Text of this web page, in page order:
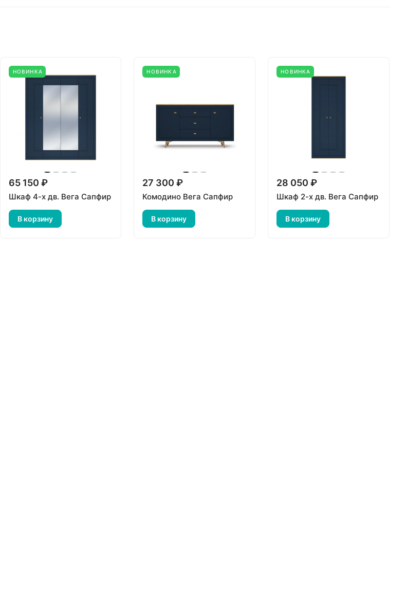
НОВИНКА
65 150 ₽
Шкаф 4-х дв. Вега Сапфир
В корзину
НОВИНКА
27 300 ₽
Комодино Вега Сапфир
В корзину
НОВИНКА
28 050 ₽
Шкаф 2-х дв. Вега Сапфир
В корзину